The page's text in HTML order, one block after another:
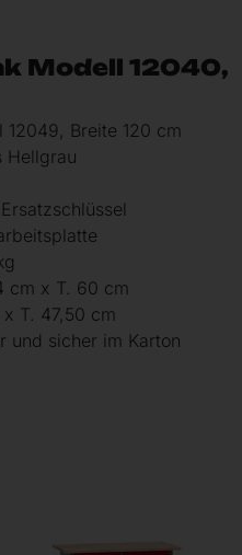
Modell 12040,
12049, Breite 120 cm
Hellgrau
cm x T. 60 cm
T. 47,50 cm
und sicher im Karton